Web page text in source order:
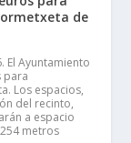
de
El Ayuntamiento
para
Los espacios,
del recinto,
a espacio
metros